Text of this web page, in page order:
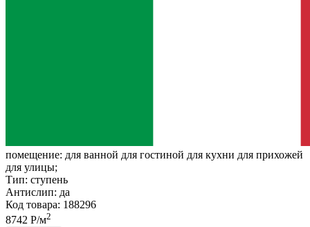
помещение: для ванной для гостиной для кухни для прихожей
для улицы;
Тип: ступень
Антислип: да
Код товара: 188296
8742 Р/м2